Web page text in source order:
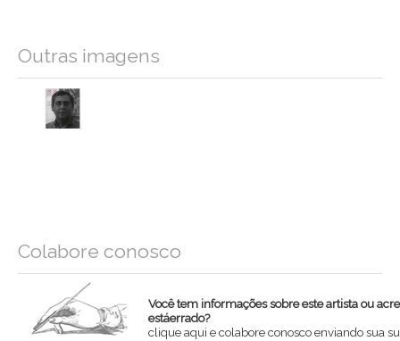
Outras imagens
Colabore conosco
Você tem informações sobre este artista ou
estáerrado?
clique aqui e colabore conosco enviando sua